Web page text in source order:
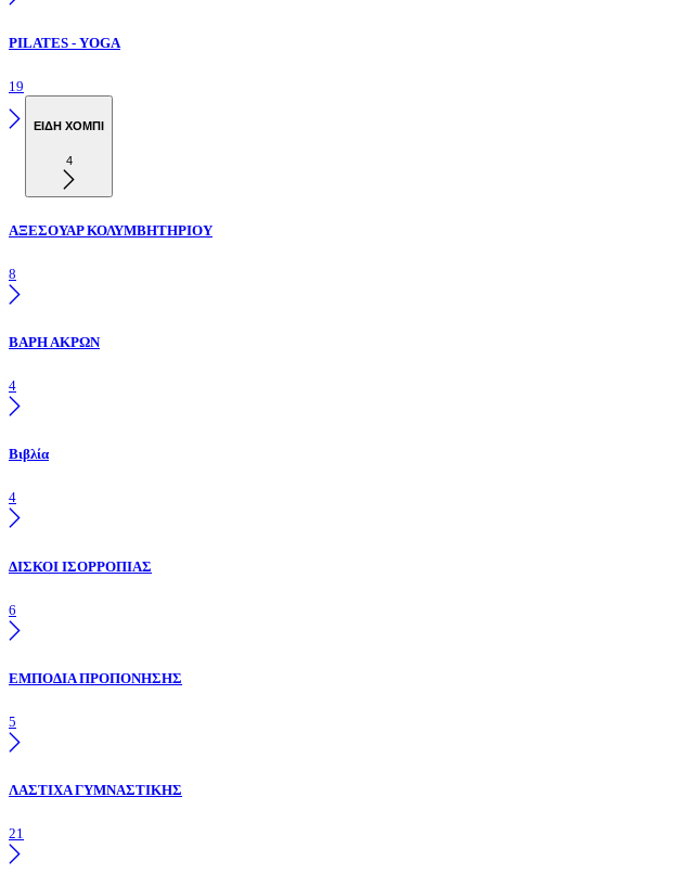
PILATES - YOGA
19
ΕΙΔΗ ΧΟΜΠΙ
4
ΑΞΕΣΟΥΑΡ ΚΟΛΥΜΒΗΤΗΡΙΟΥ
8
ΒΑΡΗ ΑΚΡΩΝ
4
Βιβλία
4
ΔΙΣΚΟΙ ΙΣΟΡΡΟΠΙΑΣ
6
ΕΜΠΟΔΙΑ ΠΡΟΠΟΝΗΣΗΣ
5
ΛΑΣΤΙΧΑ ΓΥΜΝΑΣΤΙΚΗΣ
21